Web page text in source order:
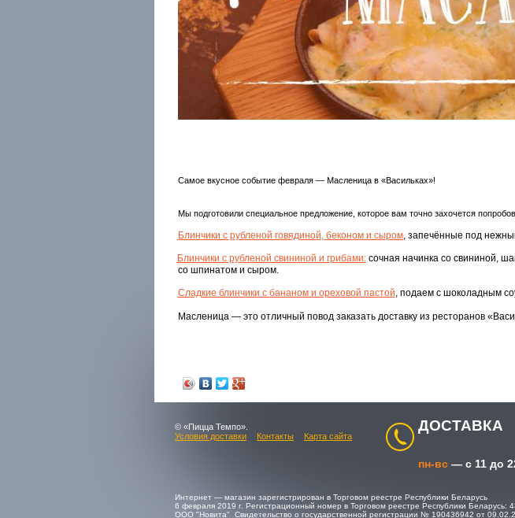
Самое вкусное событие февраля — Масленица в «Васильках»!
Мы подготовили специальное предложение, которое вам точно захочется
Блинчики с рубленой говядиной, беконом и сыром, запечённые под
Блинчики с рубленой свининой и грибами:сочная начинка со свининой,
со шпинатом и сыром.
Сладкие блинчики с бананом и ореховой пастой , подаем с шоколадным
Масленица — это отличный повод заказать доставку из ресторанов
© «Пицца Темпо».
Условия доставки
Контакты Карта сайта
ДОСТАВКА
пн-вс — с 11 до
Интернет — магазин зарегистрирован в Торговом реестре Республики Беларусь
6 февраля 2019 г. Регистрационный номер в Торговом реестре Республики Беларусь:
ООО "Новита" Свидетельство о государственной регистрации № 190436942 от